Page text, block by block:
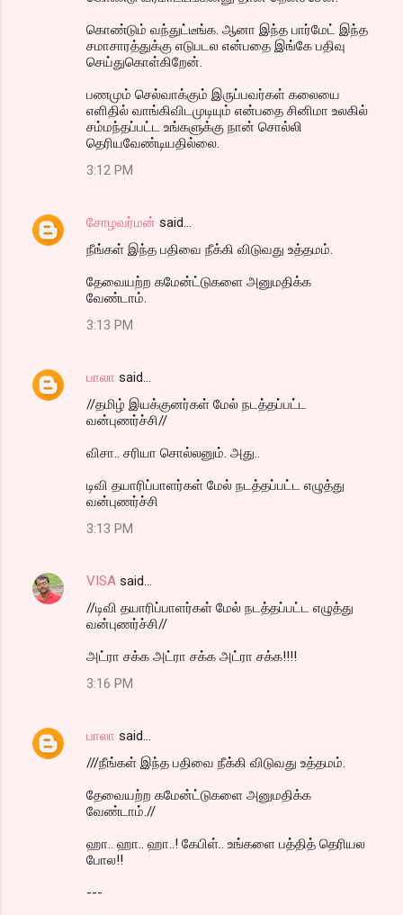
கொண்டும் வந்துட்டீங்க. ஆனா இந்த பார்மேட் இந்த
சமாசாரத்துக்கு எடுபடல என்பதை இங்கே பதிவு
செய்துகொள்கிறேன்.
பணமும் செல்வாக்கும் இருப்பவர்கள் கலையை
எளிதில் வாங்கிவிடமுடியும் என்பதை சினிமா உலகில்
சம்மந்தப்பட்ட உங்களுக்கு நான் சொல்லி
தெரியவேண்டியதில்லை.
3:12 PM
சோழவர்மன் said…
நீங்கள் இந்த பதிவை நீக்கி விடுவது உத்தமம்.
தேவையற்ற கமேன்ட்டுகளை அனுமதிக்க
வேண்டாம்.
3:13 PM
பாலா said…
//தமிழ் இயக்குனர்கள் மேல் நடத்தப்பட்ட
வன்புணர்ச்சி//
விசா.. சரியா சொல்லனும். அது..
டிவி தயாரிப்பாளர்கள் மேல் நடத்தப்பட்ட எழுத்து
வன்புணர்ச்சி
3:13 PM
VISA said…
//டிவி தயாரிப்பாளர்கள் மேல் நடத்தப்பட்ட எழுத்து
வன்புணர்ச்சி//
அட்ரா சக்க அட்ரா சக்க அட்ரா சக்க!!!!
3:16 PM
பாலா said…
///நீங்கள் இந்த பதிவை நீக்கி விடுவது உத்தமம்.
தேவையற்ற கமேன்ட்டுகளை அனுமதிக்க
வேண்டாம்.//
ஹா.. ஹா.. ஹா..! கேபிள்.. உங்களை பத்தித் தெரியல
போல!!
---